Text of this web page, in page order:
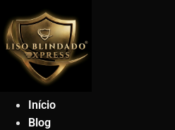
para
o
conteúdo
Início
Blog